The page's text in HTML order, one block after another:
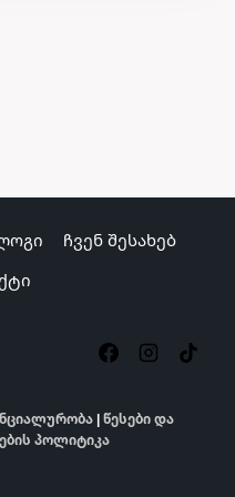
ჩვენ შესახებ
|წესები და
პოლიტიკა